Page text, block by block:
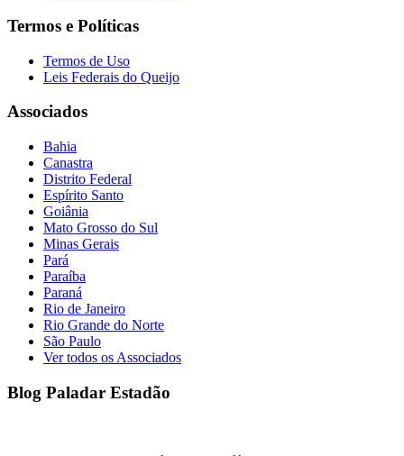
Termos e Políticas
Termos de Uso
Leis Federais do Queijo
Associados
Bahia
Canastra
Distrito Federal
Espírito Santo
Goiânia
Mato Grosso do Sul
Minas Gerais
Pará
Paraíba
Paraná
Rio de Janeiro
Rio Grande do Norte
São Paulo
Ver todos os Associados
Blog Paladar Estadão